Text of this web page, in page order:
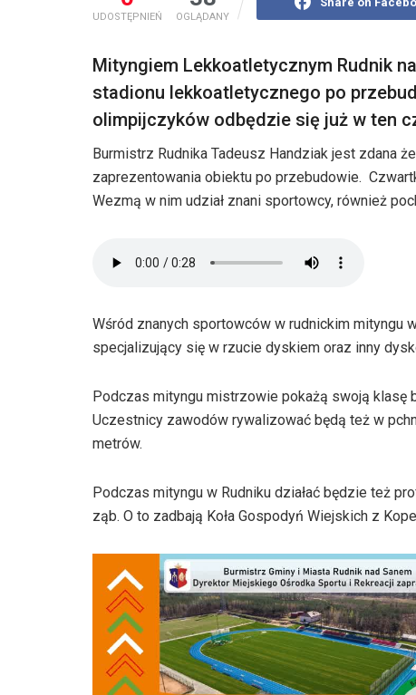
UDOSTĘPNIEŃ OGLĄDANY
Mityngiem Lekkoatletycznym Rudnik
stadionu lekkoatletycznego po
olimpijczyków odbędzie się już w ten
Burmistrz Rudnika Tadeusz Handziak jest zdana
zaprezentowania obiektu po przebudowie.
Wezmą w nim udział znani sportowcy, również
Wśród znanych sportowców w rudnickim mityngu
specjalizujący się w rzucie dyskiem oraz inny
Podczas mityngu mistrzowie pokażą swoją klasę
Uczestnicy zawodów rywalizować będą też w
metrów.
Podczas mityngu w Rudniku działać będzie też
ząb. O to zadbają Koła Gospodyń Wiejskich z